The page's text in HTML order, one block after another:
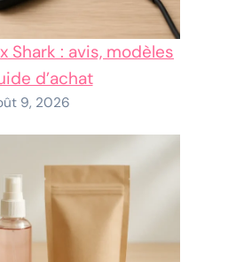
Shark : avis, modèles
d’achat
9, 2026